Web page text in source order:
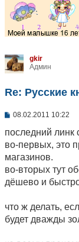
gkir
Админ
Re: Русские
С
о
щ
е
и
е
08.02.2011 10:22
последний
во-первых, это
магазинов.
во-вторых тут
дёшево и
что ж делать,
будет дважды